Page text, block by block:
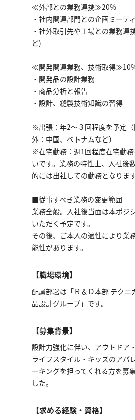
≪外部との業務連携≫20%
・社内関連部門との企画ミーテ
・社外取引先や工場との業務連
ど)
≪開発関連業務、技術取得
・開発品の設計業務
・商品分析と報告
・設計、縫製技術知識の習得
※出張：年2～３回程度を予定
外：中国、ベトナムなど）
※在宅勤務：週1回程度在宅勤
いです。業務の特性上、入社後
的には出社しての勤務となります
■従事すべき業務の変更範囲
業務全般。入社後当面は本ポジ
いただく予定です。
その後、ご本人の適性により業
能性があります。
【職場環境】
配属部署は「Ｒ＆Ｄ本部 テクニ
品設計グループ」です。
【募集背景】
設計力強化に伴い、アウトドア
ライフスタイル・キッズのアパ
ーキングを担ってくれる方を募
した。
【求める経験・資格】